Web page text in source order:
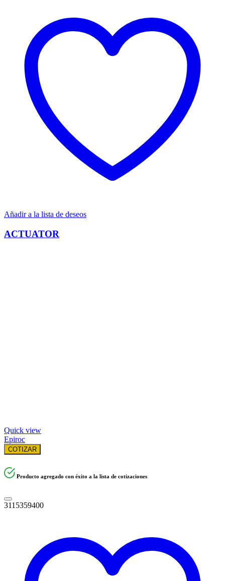
Añadir a la lista de deseos
ACTUATOR
Quick view
Epiroc
COTIZAR
Producto agregado con éxito a la lista de cotizaciones
3115359400